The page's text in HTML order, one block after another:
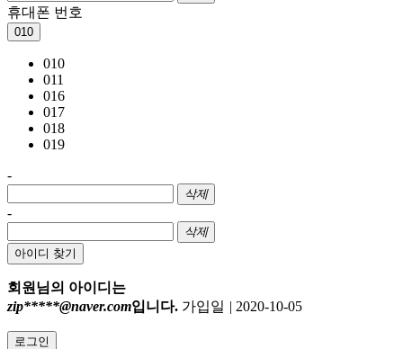
휴대폰 번호
010
010
011
016
017
018
019
-
삭제
-
삭제
아이디 찾기
회원님의 아이디는
zip*****@naver.com입니다. 가입일 | 2020-10-05
로그인